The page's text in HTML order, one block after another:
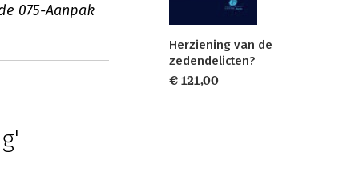
075-Aanpak
Herziening van de
zedendelicten?
€ 121,00